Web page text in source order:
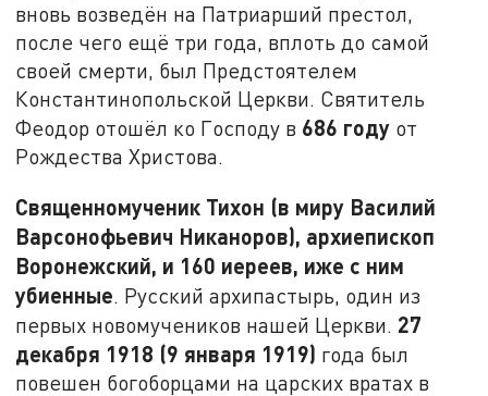
вновь возведён на Патриарший престол,
после чего ещё три года, вплоть до самой
своей смерти, был Предстоятелем
Константинопольской Церкви. Святитель
Феодор отошёл ко Господу в 686 году от
Рождества Христова.
Священномученик Тихон (в миру Василий
Варсонофьевич Никаноров), архиепископ
Воронежский, и 160 иереев, иже с ним
убиенные. Русский архипастырь, один из
первых новомучеников нашей Церкви. 27
декабря 1918 (9 января 1919) года был
повешен богоборцами на царских вратах в